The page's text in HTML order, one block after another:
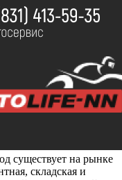
существует на рынке
складская и